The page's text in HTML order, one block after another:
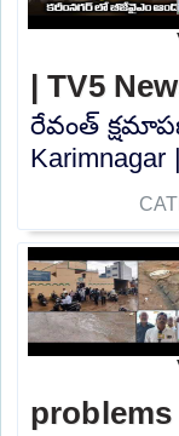
| TV5
రేవంత్
Karimnagar
problems